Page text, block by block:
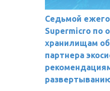
Седьмой
Supermicro по
хранилищам
партнера